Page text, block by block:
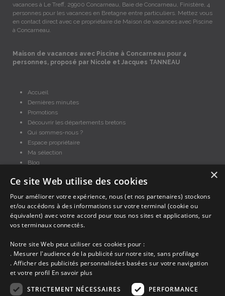
vacances à Le Treff, 29900 Concarneau, Baie de Concarneau, Finistère, 4
personnes pour les vacances en Bretagne entre particuliers. Mettez vous
en contact direct avec ce propriétaire de Maison de vacances avec Piscine
à Concarneau.
Maison de vacances avec Piscine à Concarneau pour 4
personnes, proposé par Nicole et Jacques TANNEAU
Accueil
Dernières minutes
Promotions
Découvrir les départements bretons
Qui sommes-nous ?
Espace propriétaire
Ma sélection
Blog
Mentions légales
En partenariat avec Clévacances des Côtes d'Armor et du Finistère,
Clévacances est un label national de référence, réglementé par une charte
et grille de critères nationales pour certifier la qualité des hébergements
×
Ce site Web utilise des cookies
Pour améliorer votre expérience, nous (et nos partenaires) stockons
et/ou accédons à des informations sur votre terminal (cookie ou
équivalent) avec votre accord pour tous nos sites et applications, sur
vos terminaux connectés.
Notre site Web peut utiliser ces cookies pour :
. Mesurer l'audience de la publicité sur notre site, sans profilage
. Afficher des publicités personnalisées basées sur votre navigation
et votre profil En savoir plus
STRICTEMENT NÉCESSAIRES
PERFORMANCE